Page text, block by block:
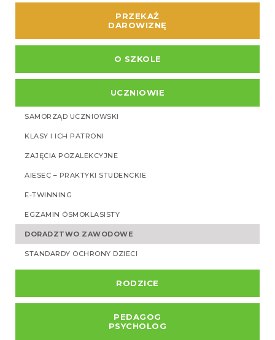
PRZEKAŻ
DAROWIZNĘ
O SZKOLE
UCZNIOWIE
SAMORZĄD UCZNIOWSKI
KLASY I ICH PATRONI
ZAJĘCIA POZALEKCYJNE
AIESEC – PRAKTYKI STUDENCKIE
E-TWINNING
EGZAMIN ÓSMOKLASISTY
DORADZTWO ZAWODOWE
STANDARDY OCHRONY DZIECI
RODZICE
PEDAGOG
PSYCHOLOG